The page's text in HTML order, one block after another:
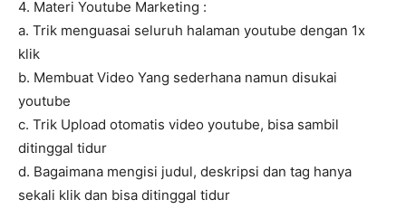
4. Materi Youtube Marketing :
a. Trik menguasai seluruh halaman youtube dengan 1x
klik
b. Membuat Video Yang sederhana namun disukai
youtube
c. Trik Upload otomatis video youtube, bisa sambil
ditinggal tidur
d. Bagaimana mengisi judul, deskripsi dan tag hanya
sekali klik dan bisa ditinggal tidur